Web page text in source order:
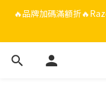
🔥品牌限定滿額折
🔥品牌加碼滿額折
ROG/Razer